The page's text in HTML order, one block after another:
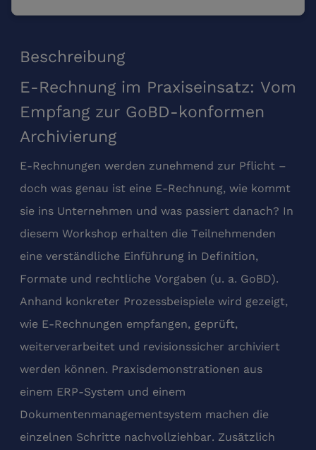
Beschreibung
E-Rechnung im Praxiseinsatz: Vom
Empfang zur GoBD-konformen
Archivierung
E‑Rechnungen werden zunehmend zur Pflicht –
doch was genau ist eine E‑Rechnung, wie kommt
sie ins Unternehmen und was passiert danach? In
diesem Workshop erhalten die Teilnehmenden
eine verständliche Einführung in Definition,
Formate und rechtliche Vorgaben (u. a. GoBD).
Anhand konkreter Prozessbeispiele wird gezeigt,
wie E‑Rechnungen empfangen, geprüft,
weiterverarbeitet und revisionssicher archiviert
werden können. Praxisdemonstrationen aus
einem ERP‑System und einem
Dokumentenmanagementsystem machen die
einzelnen Schritte nachvollziehbar. Zusätzlich